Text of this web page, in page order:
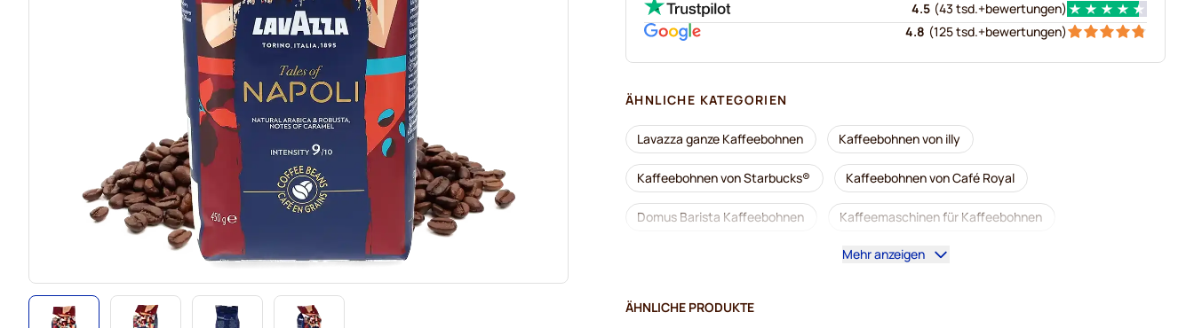
4.5 (43 tsd.+bewertungen)
4.8 (125 tsd.+bewertungen)
ÄHNLICHE KATEGORIEN
Lavazza ganze Kaffeebohnen Kaffeebohnen von illy
Kaffeebohnen von Starbucks® Kaffeebohnen von Café Royal
Domus Barista Kaffeebohnen Kaffeemaschinen für Kaffeebohnen
Kaffeebohnen von L'OR
Mehr anzeigen
ÄHNLICHE PRODUKTE